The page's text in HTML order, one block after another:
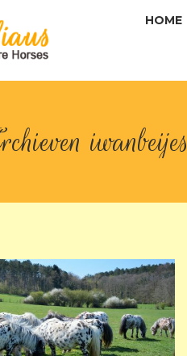
HOME
iwanbeijes
HOME